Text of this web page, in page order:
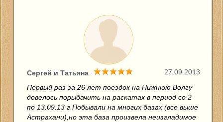
27.09.2013
Сергей и Татьяна
Первый раз за 26 лет поездок на Нижнюю Волгу
довелось порыбачить на раскатах в период со 2
по 13.09.13 г.Побывали на многих базах (все выше
Астрахани),но эта база произвела неизгладимое